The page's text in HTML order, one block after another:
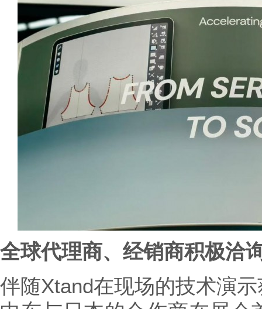
全球代理商、经销商积极洽
伴随Xtand在现场的技术演